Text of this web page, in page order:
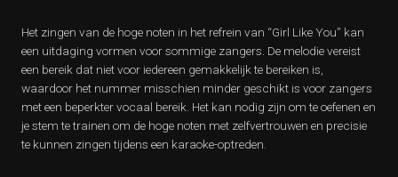
Het zingen van de hoge noten in het refrein van “Girl Like You” kan
een uitdaging vormen voor sommige zangers. De melodie vereist
een bereik dat niet voor iedereen gemakkelijk te bereiken is,
waardoor het nummer misschien minder geschikt is voor zangers
met een beperkter vocaal bereik. Het kan nodig zijn om te oefenen en
je stem te trainen om de hoge noten met zelfvertrouwen en precisie
te kunnen zingen tijdens een karaoke-optreden.